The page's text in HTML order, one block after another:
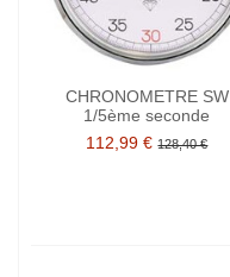
CHRONOMETRE SW
1/5ème seconde
112,99 € 128,40 €